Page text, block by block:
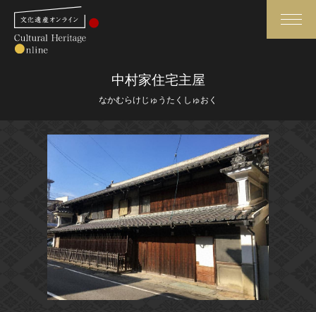
さらに詳細検索
さらに詳細検索
作品一覧
カテゴリで見る
世界遺産と無形文化遺産
全国の美術館・博物館
媒体資料・関連記事等
博物館、美術館の皆さまへ
文化庁よりご挨拶
今月のみどころ
お知らせ一覧
中村家住宅主屋
なかむらけじゅうたくしゅおく